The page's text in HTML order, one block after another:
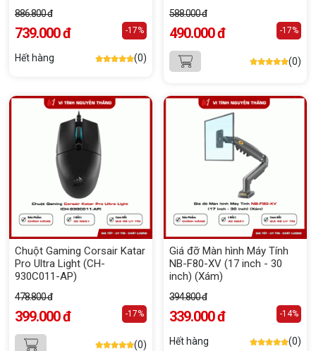
886.800 đ
739.000 đ -17%
Hết hàng (0)
588.000 đ
490.000 đ -17%
(0)
Chuột Gaming Corsair Katar
Pro Ultra Light (CH-
930C011-AP)
478.800 đ
399.000 đ -17%
(0)
Giá đỡ Màn hình Máy Tính
NB-F80-XV (17 inch - 30
inch) (Xám)
394.800 đ
339.000 đ -14%
Hết hàng (0)